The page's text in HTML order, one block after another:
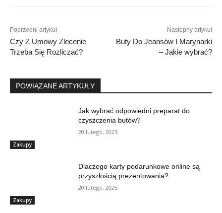
Poprzedni artykuł
Czy Z Umowy Zlecenie
Trzeba Się Rozliczać?
Następny artykuł
Buty Do Jeansów I Marynarki
– Jakie wybrać?
POWIĄZANE ARTYKUŁY
Zakupy
Jak wybrać odpowiedni preparat do
czyszczenia butów?
20 lutego, 2025
Zakupy
Dlaczego karty podarunkowe online są
przyszłością prezentowania?
20 lutego, 2025